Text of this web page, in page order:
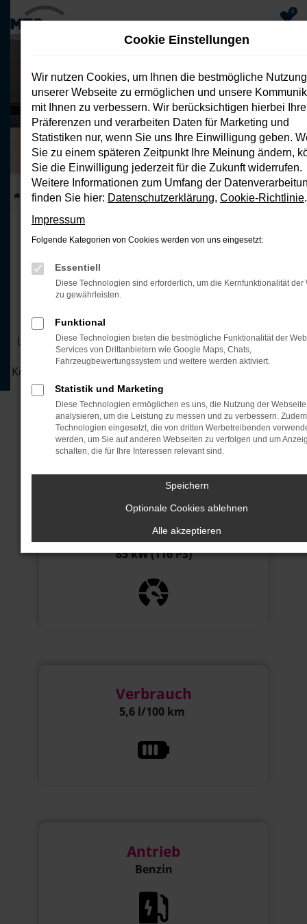
Hauptinhalt
springen
0
Leon Style Sportstourer 116 PS
Benziner
Privatleasing ohne Anzahlung
Kraftstoffverbrauch (kombiniert) 5.6 l/100 km CO 2 -Emissionen
(kombiniert) 129 g/km CO 2 Klasse (kombiniert) D
Startseite Top Deals Leon Style Sportstourer 116 PS Benziner
DER SEAT LEON ST
HERE COMES THE
Leasen Sie jetzt den Seat Leon ST für 289€ monatlich.
Unser attraktives Leasingangebot mit flexiblen
Konditionen sichert Ihnen den perfekten Einstieg in die
Zukunft des Fahrens.
JETZT ANFRAGEN
JETZT ANRUFEN
Motor
85 kW (116 PS)
Verbrauch
5,6 l/100 km
Antrieb
Benzin
Cookie Einstellungen
Wir nutzen Cookies, um Ihnen die bestmögliche Nutzung
unserer Webseite zu ermöglichen und unsere
mit Ihnen zu verbessern. Wir berücksichtigen hierbei Ihre
Präferenzen und verarbeiten Daten für Marketing und
Statistiken nur, wenn Sie uns Ihre Einwilligung geben.
Sie zu einem späteren Zeitpunkt Ihre Meinung ändern,
Sie die Einwilligung jederzeit für die Zukunft widerrufen.
Weitere Informationen zum Umfang der
finden Sie hier: Datenschutzerklärung, Cookie-Richtlinie.
Impressum
Folgende Kategorien von Cookies werden von uns eingesetzt:
Essentiell
Diese Technologien sind erforderlich, um die Kernfunktionalität der
zu gewährleisten.
Funktional
Diese Technologien bieten die bestmögliche Funktionalität der
Services von Drittanbietern wie Google Maps, Chats,
Fahrzeugbewertungssystem und weitere werden aktiviert.
Statistik und Marketing
Diese Technologien ermöglichen es uns, die Nutzung der
analysieren, um die Leistung zu messen und zu verbessern.
Technologien eingesetzt, die von dritten Werbetreibenden
werden, um Sie auf anderen Webseiten zu verfolgen und um
schalten, die für Ihre Interessen relevant sind.
Speichern
Optionale Cookies ablehnen
Alle akzeptieren